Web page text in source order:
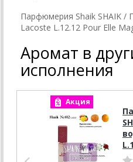
Парфюмерия Shaik SHAIK
Lacoste L.12.12 Pour Elle
Аромат в
исполнения
Акция